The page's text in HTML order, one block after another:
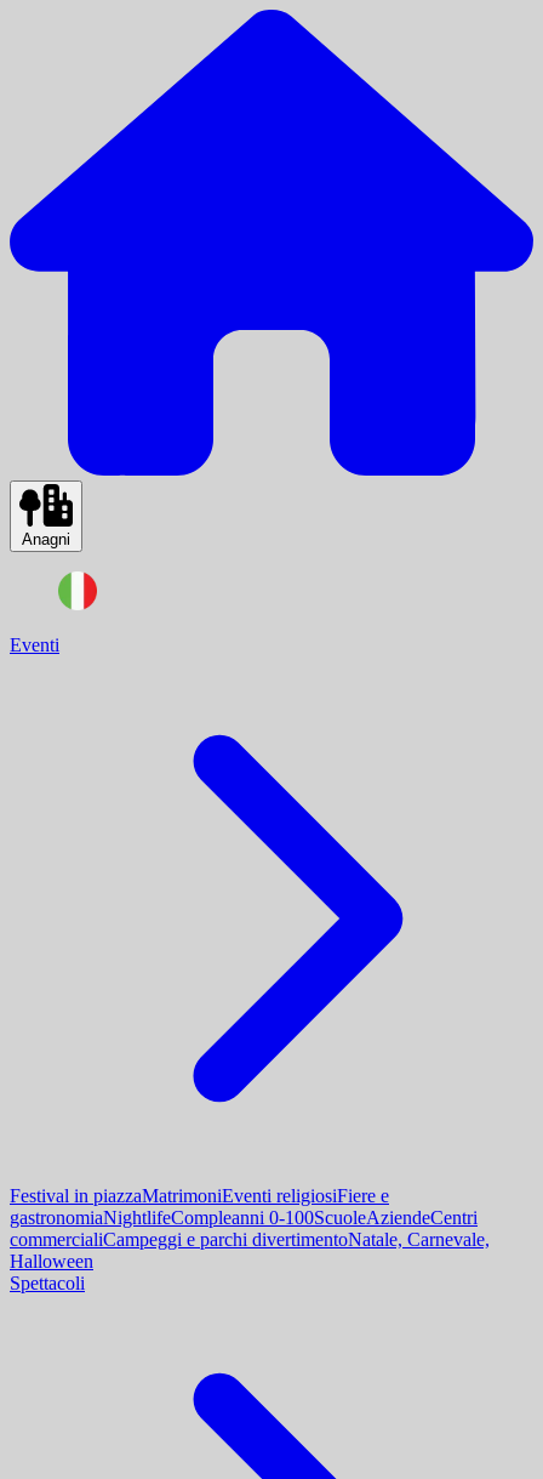
Anagni
Eventi
Festival in piazzaMatrimoniEventi religiosiFiere e
gastronomiaNightlifeCompleanni 0-100ScuoleAziendeCentri
commercialiCampeggi e parchi divertimentoNatale, Carnevale,
Halloween
Spettacoli